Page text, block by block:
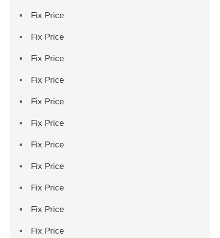
Fix Price
Fix Price
Fix Price
Fix Price
Fix Price
Fix Price
Fix Price
Fix Price
Fix Price
Fix Price
Fix Price